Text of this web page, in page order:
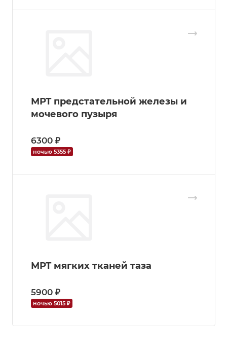
МРТ предстательной железы и
мочевого пузыря
6300 ₽
ночью 5355 ₽
МРТ мягких тканей таза
5900 ₽
ночью 5015 ₽